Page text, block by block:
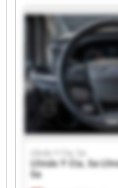
Llinás Y Cia, Sa Llinás Y
Llinás Y Cia, Sa Llinás Y
Llinás Y Cia, Sa Llinás Y
Llinás Y Cia, Sa
Llinás Y Cia, Sa
Sa